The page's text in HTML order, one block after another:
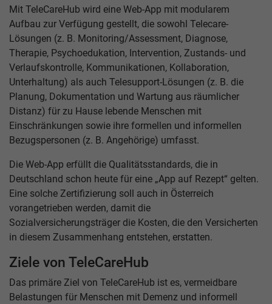
Mit TeleCareHub wird eine Web-App mit modularem
Aufbau zur Verfügung gestellt, die sowohl Telecare-
Lösungen (z. B. Monitoring/Assessment, Diagnose,
Therapie, Psychoedukation, Intervention, Zustands- und
Verlaufskontrolle, Kommunikationen, Kollaboration,
Unterhaltung) als auch Telesupport-Lösungen (z. B. die
Planung, Dokumentation und Wartung aus räumlicher
Distanz) für zu Hause lebende Menschen mit
Einschränkungen sowie ihre formellen und informellen
Bezugspersonen (z. B. Angehörige) umfasst.
Die Web-App erfüllt die Qualitätsstandards, die in
Deutschland schon heute für eine „App auf Rezept“ gelten.
Eine solche Zertifizierung soll auch in Österreich
vorangetrieben werden, damit die
Sozialversicherungsträger die Kosten, die den Versicherten
in diesem Zusammenhang entstehen, erstatten.
Ziele von TeleCareHub
Das primäre Ziel von TeleCareHub ist es, vermeidbare
Belastungen für Menschen mit Demenz und informell